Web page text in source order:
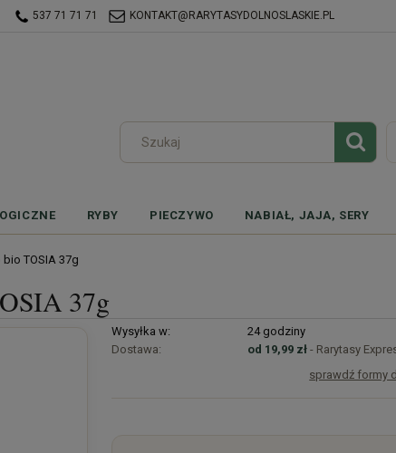
537 71 71 71 KONTAKT@RARYTASYDOLNOSLASKIE.PL
RYBY PIECZYWO NABIAŁ, JAJA, SERY
TOSIA 37g
37g
Wysyłka w:
24 godziny
Dostawa:
od 19,99 zł - Rarytasy
sprawdź formy